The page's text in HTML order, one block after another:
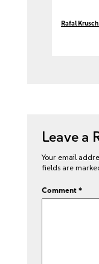
Rafal
Leave a
Your email
fields are
Comment *